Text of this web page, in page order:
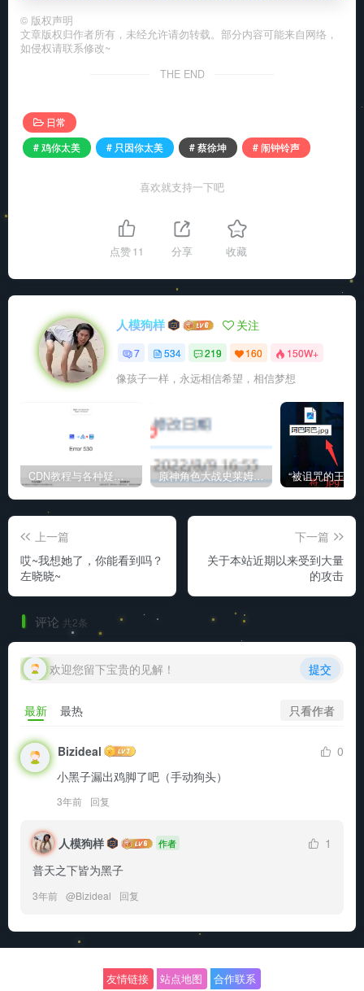
© 版权声明
文章版权归作者所有，未经允许请勿转载。部分内容可能来自网络，
如侵权请联系修改~
THE END
日常
# 鸡你太美
# 只因你太美 # 蔡徐坤 # 闹钟铃声
喜欢就支持一下吧
点赞11 分享 收藏
人模狗样 关注
7 534 219 160 150W+
像孩子一样，永远相信希望，相信梦想
CDN教程与各种疑难杂症解决方法 原神角色大战史莱姆与丘丘人高质量视频
上一篇
哎~我想她了，你能看到吗？
左晓晓~
下一篇
关于本站近期以来受到大量
的攻击
评论 共2条
欢迎您留下宝贵的见解！ 提交
最新 最热 只看作者
Bizideal
0
小黑子漏出鸡脚了吧（手动狗头）
3年前 回复
人模狗样 作者
1
普天之下皆为黑子
3年前 @Bizideal 回复
友情链接 站点地图 合作联系